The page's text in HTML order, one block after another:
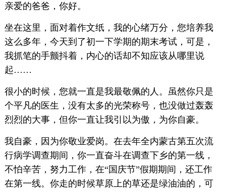
亲爱的爸爸，你好。
坐在这里，面对着作文纸，我的心绪万分，您培养我
这么多年，今天到了初一下学期的期末考试，可是，
我抓笔的手颤抖着，内心的话却不知应该从哪里说
起……
很小的时候，您就一直是我最敬佩的人。虽然你只是
个平凡的医生，没有太多的光荣称号，也没做过轰轰
烈烈的大事，但你一直让我引以为傲，为你自豪。
我自豪，因为你敬业爱岗。在去年全内蒙古第五次流
行病学调查期间，你一直奋斗在调查下乡的第一线，
不怕辛苦，努力工作，在“国庆节”假期期间，还工作
在第一线。你走的时候草原上的草还是绿油油的，可